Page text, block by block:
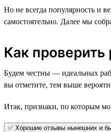
Но не всегда популярность и
самостоятельно. Далее мы
Как проверить
Будем честны — идеальных
вы отметите, тем выше
Итак, признаки, по которым
✅ Хорошие отзывы нынешних и